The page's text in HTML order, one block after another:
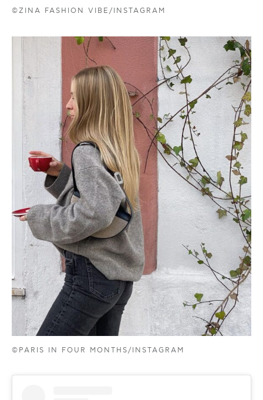
©ZINA FASHION VIBE/INSTAGRAM
©PARIS IN FOUR MONTHS/INSTAGRAM